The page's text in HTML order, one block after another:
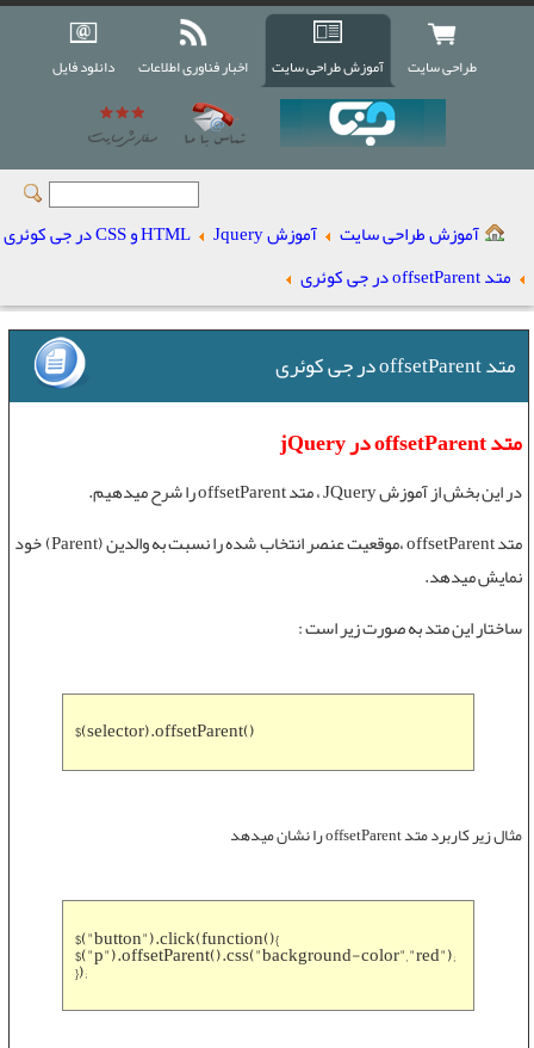
طراحی سایت آموزش طراحی سایت اخبار فناوری اطلاعات دانلود فایل
آموزش طراحی سایت آموزش Jquery
HTML و CSS در جی کوئری
متد offsetParent در جی کوئری
متد offsetParent در جی کوئری
متد offsetParent در jQuery
در این بخش ازآموزش JQuery ،متد offsetParent
را شرح میدهیم.
متد offsetParent
،موقعیت عنصر انتخاب شده را نسبت به والدین (Parent) خود
نمایش میدهد.
ساختار این متد به صورت زیر است :
$(selector).offsetParent()
مثال زیر کاربردمتد offsetParent را نشان میدهد
$("button").click(function(){
$("p").offsetParent().css("background-color","red");
});